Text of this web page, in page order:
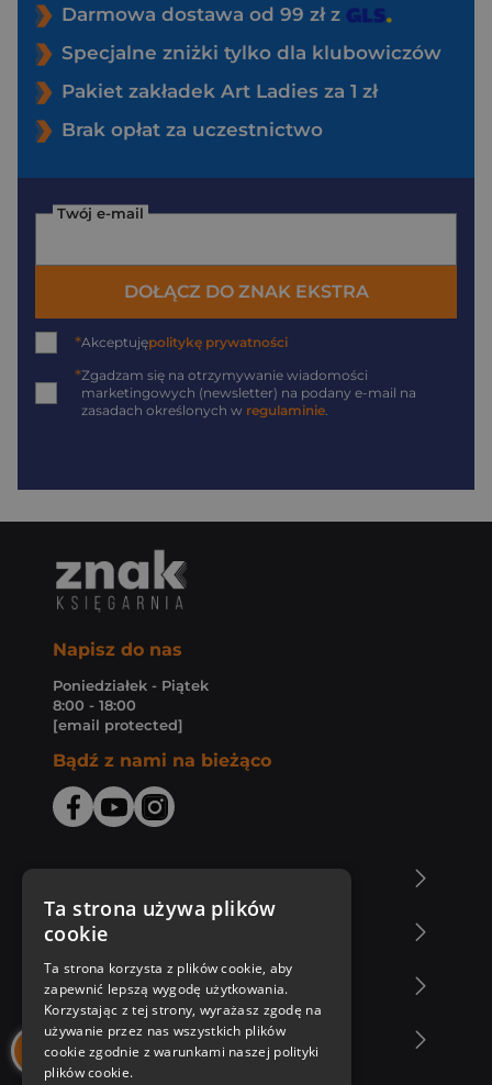
Darmowa dostawa od 99 zł z
Specjalne zniżki tylko dla klubowiczów
Pakiet zakładek Art Ladies za 1 zł
Brak opłat za uczestnictwo
Twój e-mail
DOŁĄCZ DO ZNAK EKSTRA
*Akceptujępolitykę prywatności
*Zgadzam się na otrzymywanie wiadomości
marketingowych (newsletter) na podany e-mail na
zasadach określonych w regulaminie.
Napisz do nas
Poniedziałek - Piątek
8:00 - 18:00
[email protected]
Bądź z nami na bieżąco
Zakupy u nas
Nasza oferta
Nasi autorzy
Ta strona używa plików
cookie
Ta strona korzysta z plików cookie, aby
zapewnić lepszą wygodę użytkowania.
Korzystając z tej strony, wyrażasz zgodę na
używanie przez nas wszystkich plików
cookie zgodnie z warunkami naszej polityki
plików cookie.